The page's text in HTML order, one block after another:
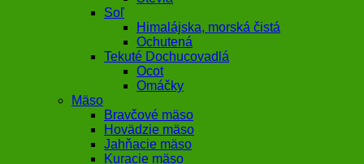
Soľ
Himalájska, morská čistá
Ochutená
Tekuté Dochucovadlá
Ocot
Omáčky
Mäso
Bravčové mäso
Hovädzie mäso
Jahňacie mäso
Kuracie mäso